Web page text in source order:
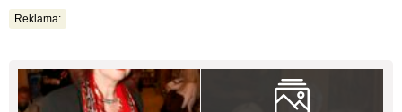
Reklama: